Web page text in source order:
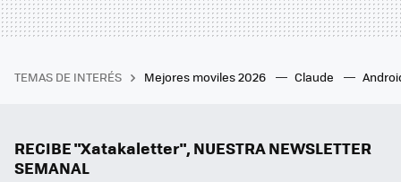
TEMAS DE INTERÉS Mejores moviles 2026 Claude
RECIBE "Xatakaletter", NUESTRA NEWSLETTER
SEMANAL